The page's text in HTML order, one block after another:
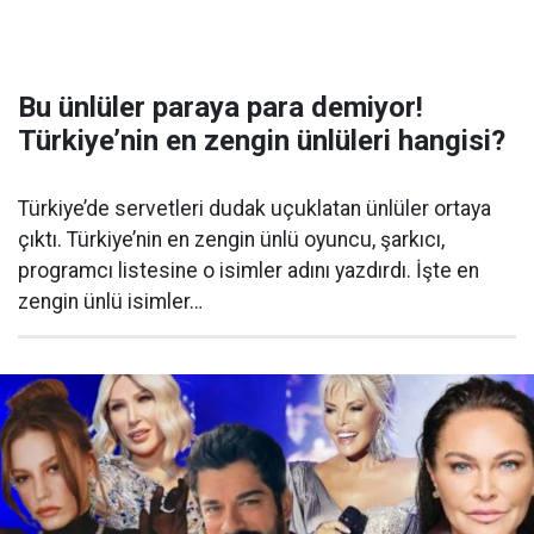
Bu ünlüler paraya para demiyor!
Türkiye’nin en zengin ünlüleri hangisi?
Türkiye’de servetleri dudak uçuklatan ünlüler ortaya
çıktı. Türkiye’nin en zengin ünlü oyuncu, şarkıcı,
programcı listesine o isimler adını yazdırdı. İşte en
zengin ünlü isimler…